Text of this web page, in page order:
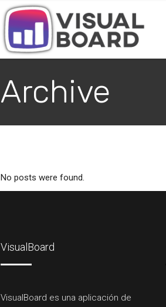
Archive
No posts were found.
VisualBoard
VisualBoard es una aplicación de